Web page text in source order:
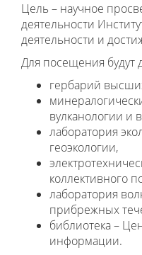
Цель – научное
деятельности
деятельности и
Для посещения будут
гербарий
вулканологии и
лаборатория
геоэкологии,
коллективного
лаборатория
прибрежных
библиотека –
информации.